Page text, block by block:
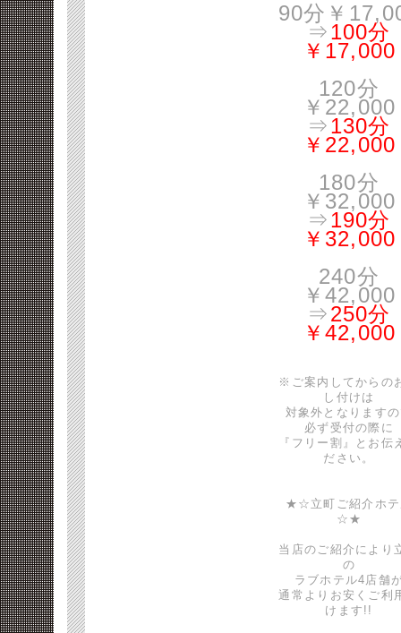
90分￥
⇒100分
￥17,000
120分
￥22,000
⇒130分
￥22,000
180分
￥32,000
⇒190分
￥32,000
240分
￥42,000
⇒250分
￥42,000
※ご案内してからの
し付けは
対象外となります
必ず受付の際に
『フリー割』とお伝
ださい。
★☆立町ご紹介ホ
☆★
当店のご紹介により
の
ラブホテル4店舗
通常よりお安くご利
けます!!